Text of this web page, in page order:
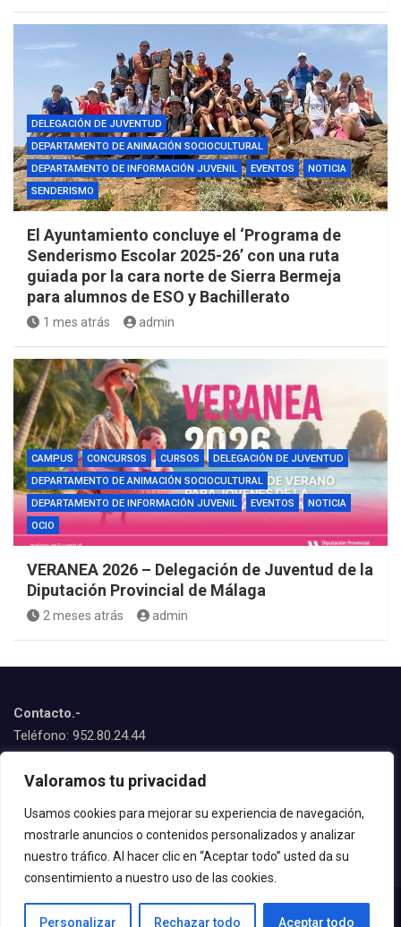
Valoramos tu privacidad
Usamos cookies para mejorar su experiencia de navegación,
mostrarle anuncios o contenidos personalizados y analizar
nuestro tráfico. Al hacer clic en “Aceptar todo” usted da su
consentimiento a nuestro uso de las cookies.
Personalizar Rechazar todo Aceptar todo
DELEGACIÓN DE JUVENTUD
DEPARTAMENTO DE ANIMACIÓN SOCIOCULTURAL
DEPARTAMENTO DE INFORMACIÓN JUVENIL
EVENTOS
NOTICIA
SENDERISMO
El Ayuntamiento concluye el ‘Programa de
Senderismo Escolar 2025-26’ con una ruta
guiada por la cara norte de Sierra Bermeja
para alumnos de ESO y Bachillerato
1 mes atrás admin
CAMPUS CONCURSOS CURSOS
DELEGACIÓN DE JUVENTUD
DEPARTAMENTO DE ANIMACIÓN SOCIOCULTURAL
DEPARTAMENTO DE INFORMACIÓN JUVENIL
EVENTOS
NOTICIA
OCIO
VERANEA 2026 – Delegación de Juventud de la
Diputación Provincial de Málaga
2 meses atrás admin
Contacto.-
Teléfono: 952.80.24.44
juventud@estepona.es
© 2020 Delegación de Juventud